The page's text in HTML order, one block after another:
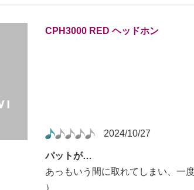
CPH3000 RED ヘッドホン
2024/10/27
パットが…
あっもいう間に取れてしまい、一
）